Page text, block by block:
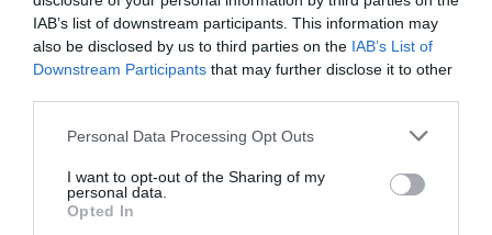
IAB’s list of downstream participants. This information may
also be disclosed by us to third parties on the IAB’s List of
Downstream Participants that may further disclose it to other
Please note that this website/app uses one or more Google
not limited to your visit or usage behaviour. You may click to
grant or deny consent to Google and its third-party tags to
use your data for below specified purposes in below Google
Personal Data Processing Opt Outs
I want to opt-out of the Sharing of my
personal data.
Opted In
évek kereskedelmi és művészeti fellendülésére
vezethetők vissza. Ez az időszak az ekkor érkező
menekülteknek köszönhető, akik a környező
szigetekről ésKis-Ázsiábóltaláltak itt új otthonra.
Gyorstalpaló!